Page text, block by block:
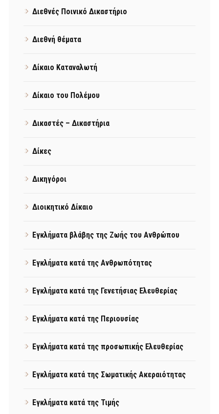
Διεθνές Ποινικό Δικαστήριο
Διεθνή θέματα
Δίκαιο Καταναλωτή
Δίκαιο του Πολέμου
Δικαστές – Δικαστήρια
Δίκες
Δικηγόροι
Διοικητικό Δίκαιο
Εγκλήματα βλάβης της Ζωής του Ανθρώπου
Εγκλήματα κατά της Ανθρωπότητας
Εγκλήματα κατά της Γενετήσιας Ελευθερίας
Εγκλήματα κατά της Περιουσίας
Εγκλήματα κατά της προσωπικής Ελευθερίας
Εγκλήματα κατά της Σωματικής Ακεραιότητας
Εγκλήματα κατά της Τιμής